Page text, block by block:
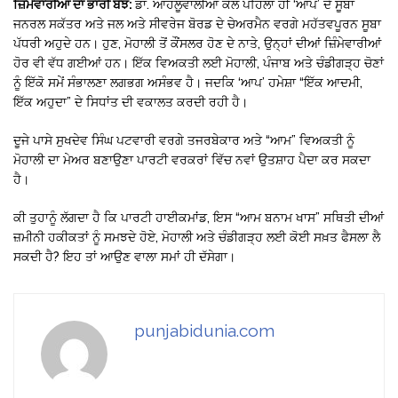
ਜ਼ਿੰਮੇਵਾਰੀਆਂ ਦਾ ਭਾਰੀ ਬੋਝ:ਡਾ. ਆਹਲੂਵਾਲੀਆ ਕੋਲ ਪਹਿਲਾਂ ਹੀ ‘ਆਪ’ ਦੇ ਸੂਬਾ
ਜਨਰਲ ਸਕੱਤਰ ਅਤੇ ਜਲ ਅਤੇ ਸੀਵਰੇਜ ਬੋਰਡ ਦੇ ਚੇਅਰਮੈਨ ਵਰਗੇ ਮਹੱਤਵਪੂਰਨ ਸੂਬਾ
ਪੱਧਰੀ ਅਹੁਦੇ ਹਨ। ਹੁਣ, ਮੋਹਾਲੀ ਤੋਂ ਕੌਂਸਲਰ ਹੋਣ ਦੇ ਨਾਤੇ, ਉਨ੍ਹਾਂ ਦੀਆਂ ਜ਼ਿੰਮੇਵਾਰੀਆਂ
ਹੋਰ ਵੀ ਵੱਧ ਗਈਆਂ ਹਨ। ਇੱਕ ਵਿਅਕਤੀ ਲਈ ਮੋਹਾਲੀ, ਪੰਜਾਬ ਅਤੇ ਚੰਡੀਗੜ੍ਹ ਚੋਣਾਂ
ਨੂੰ ਇੱਕੋ ਸਮੇਂ ਸੰਭਾਲਣਾ ਲਗਭਗ ਅਸੰਭਵ ਹੈ। ਜਦਕਿ ‘ਆਪ’ ਹਮੇਸ਼ਾ “ਇੱਕ ਆਦਮੀ,
ਇੱਕ ਅਹੁਦਾ” ਦੇ ਸਿਧਾਂਤ ਦੀ ਵਕਾਲਤ ਕਰਦੀ ਰਹੀ ਹੈ।
ਦੂਜੇ ਪਾਸੇ ਸੁਖਦੇਵ ਸਿੰਘ ਪਟਵਾਰੀ ਵਰਗੇ ਤਜਰਬੇਕਾਰ ਅਤੇ “ਆਮ” ਵਿਅਕਤੀ ਨੂੰ
ਮੋਹਾਲੀ ਦਾ ਮੇਅਰ ਬਣਾਉਣਾ ਪਾਰਟੀ ਵਰਕਰਾਂ ਵਿੱਚ ਨਵਾਂ ਉਤਸ਼ਾਹ ਪੈਦਾ ਕਰ ਸਕਦਾ
ਹੈ।
ਕੀ ਤੁਹਾਨੂੰ ਲੱਗਦਾ ਹੈ ਕਿ ਪਾਰਟੀ ਹਾਈਕਮਾਂਡ, ਇਸ “ਆਮ ਬਨਾਮ ਖਾਸ” ਸਥਿਤੀ ਦੀਆਂ
ਜ਼ਮੀਨੀ ਹਕੀਕਤਾਂ ਨੂੰ ਸਮਝਦੇ ਹੋਏ, ਮੋਹਾਲੀ ਅਤੇ ਚੰਡੀਗੜ੍ਹ ਲਈ ਕੋਈ ਸਖ਼ਤ ਫੈਸਲਾ ਲੈ
ਸਕਦੀ ਹੈ? ਇਹ ਤਾਂ ਆਉਣ ਵਾਲਾ ਸਮਾਂ ਹੀ ਦੱਸੇਗਾ।
punjabidunia.com